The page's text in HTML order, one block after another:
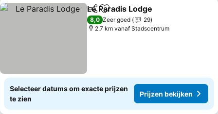
DelenToevoegen aan favorieten
Le Paradis Lodge
8,0 Zeer goed
29
2.7 km vanaf Stadscentrum
Selecteer datums om exacte prijzen
te zien
Prijzen bekijken